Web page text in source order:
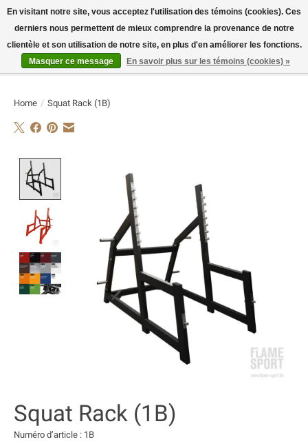
E-MAIL:info@flame-sport.deTEL.: +49 1525 9705 011
Liste de souhaits
Panier
Home / Squat Rack (1B)
Squat Rack (1B)
Numéro d’article : 1B
En visitant notre site, vous acceptez l'utilisation des témoins (cookies). Ces
derniers nous permettent de mieux comprendre la provenance de notre
clientèle et son utilisation de notre site, en plus d'en améliorer les fonctions.
Masquer ce message
En savoir plus sur les témoins (cookies) »